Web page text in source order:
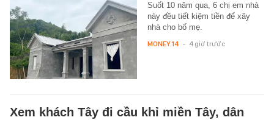
Suốt 10 năm qua, 6 chị em nhà
này đều tiết kiệm tiền để xây
nhà cho bố mẹ.
MONEY.14 - 4 giờ trước
Xem khách Tây đi cầu khỉ miền Tây, dân